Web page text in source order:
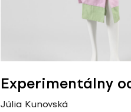
Experimentálny
Júlia Kunovská